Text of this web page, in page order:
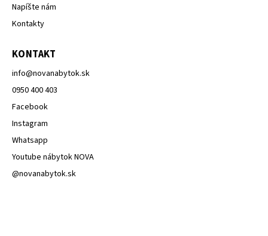
Napíšte nám
Kontakty
KONTAKT
info@novanabytok.sk
0950 400 403
Facebook
Instagram
Whatsapp
Youtube nábytok NOVA
@novanabytok.sk